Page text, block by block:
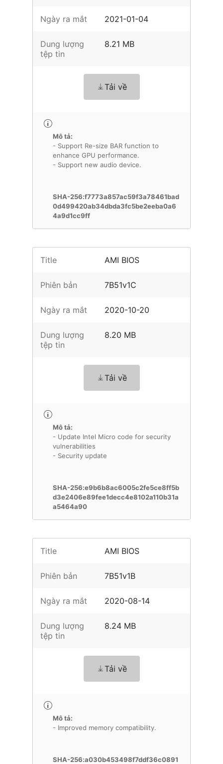
Ngày ra mắt 2021-01-04
Dung lượng
tệp tin
8.21 MB
Tải về
Mô tả:
- Support Re-size BAR function to
enhance GPU performance.
- Support new audio device.
SHA-256:f7773a857ac59f3a78461bad
0d499420ab34dbda3fc5be2eeba0a6
4a9d1cc9ff
Title AMI BIOS
Phiên bản 7B51v1C
Ngày ra mắt 2020-10-20
Dung lượng
tệp tin
8.20 MB
Tải về
Mô tả:
- Update Intel Micro code for security
vulnerabilities
- Security update
SHA-256:e9b6b8ac6005c2fe5ce8ff5b
d3e2406e89fee1decc4e8102a110b31a
a5464a90
Title AMI BIOS
Phiên bản 7B51v1B
Ngày ra mắt 2020-08-14
Dung lượng
tệp tin
8.24 MB
Tải về
Mô tả:
- Improved memory compatibility.
SHA-256:a030b453498f7ddf36c0891